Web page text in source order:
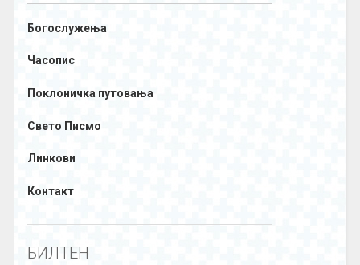
Богослужења
Часопис
Поклоничка путовања
Свето Писмо
Линкови
Контакт
БИЛТЕН